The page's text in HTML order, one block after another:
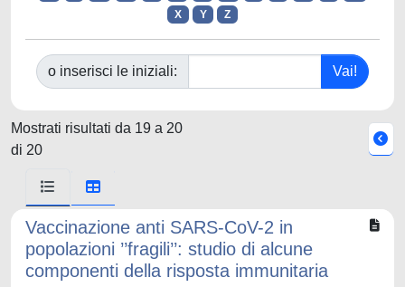
X
Y Z
o inserisci le iniziali:
Mostrati risultati da 19 a 20
di 20
Vaccinazione anti SARS-CoV-2 in
popolazioni ’’fragili’’: studio di alcune
componenti della risposta immunitaria